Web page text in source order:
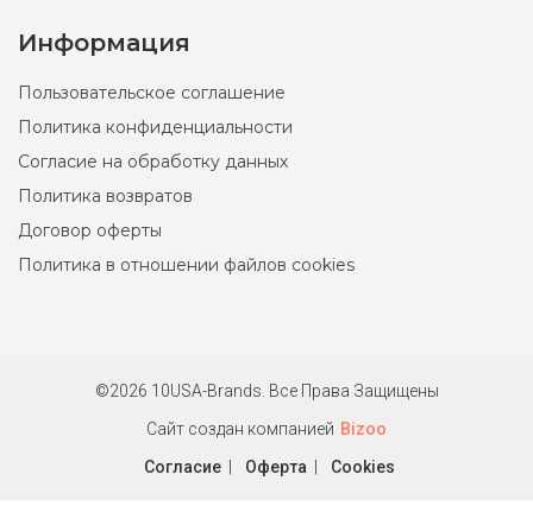
Информация
Пользовательское соглашение
Политика конфиденциальности
Согласие на обработку данных
Политика возвратов
Договор оферты
Политика в отношении файлов cookies
©2026 10USA-Brands. Все Права Защищены
Сайт создан компанией Bizoo
Согласие
Оферта Cookies